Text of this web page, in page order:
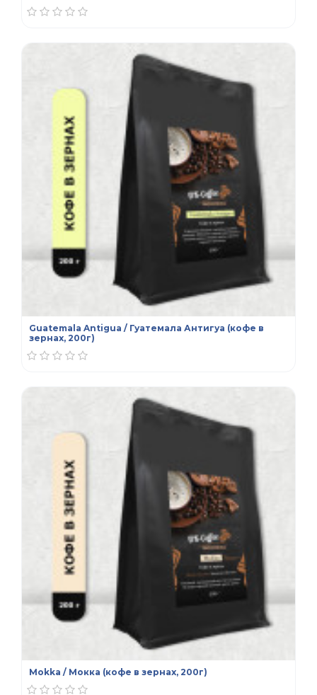
Guatemala Antigua / Гуатемала Антигуа (кофе в
зернах, 200г)
Mokka / Мокка (кофе в зернах, 200г)